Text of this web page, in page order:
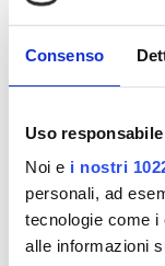
Consenso
Uso
Noi e i nostri
personali, ad
tecnologie come
alle informazioni